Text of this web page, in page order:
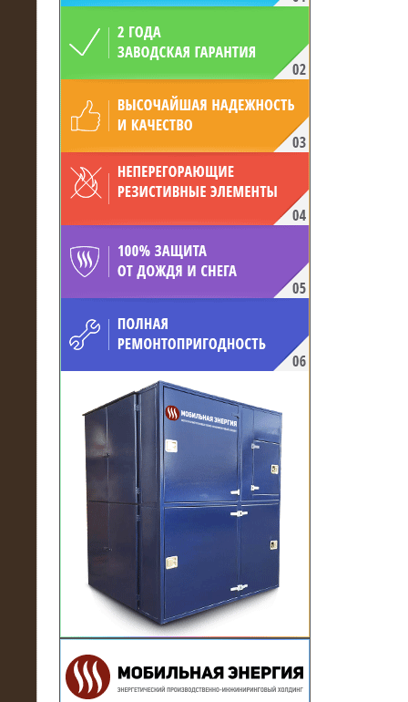
произведён высоковольтный
нагрузочный комплекс 24 МВт с
напряжением 6/10 кВ
15.04.2017
Нагрузочный комплекс 16 МВт с
21.03.2017
Комплектная трансформаторная
подстанция 6 МВА (морское
исполнение, IP56)